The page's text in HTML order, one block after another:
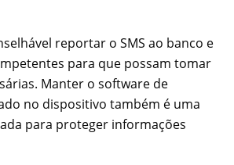
reportar o SMS ao banco e
para que possam tomar
Manter o software de
no dispositivo também é uma
para proteger informações